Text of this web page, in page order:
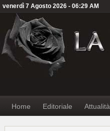
venerdì 7 Agosto 2026 - 06:29 AM
Home Editoriale Attualità